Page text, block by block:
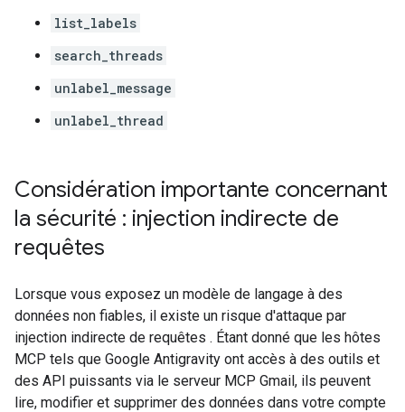
list_labels
search_threads
unlabel_message
unlabel_thread
Considération importante concernant
la sécurité : injection indirecte de
requêtes
Lorsque vous exposez un modèle de langage à des
données non fiables, il existe un risque d'attaque par
injection indirecte de requêtes . Étant donné que les hôtes
MCP tels que Google Antigravity ont accès à des outils et
des API puissants via le serveur MCP Gmail, ils peuvent
lire, modifier et supprimer des données dans votre compte